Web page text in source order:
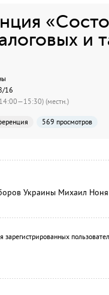
и
16
(местн.)
569 просмотров
Украины Михаил